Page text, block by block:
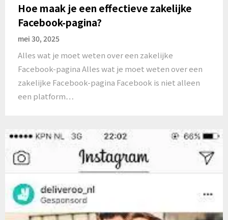
Hoe maak je een effectieve zakelijke
Facebook-pagina?
mei 30, 2025
Alles wat je moet weten over een zakelijke
Facebook-pagina Alles wat je moet weten over een
zakelijke Facebook-pagina Facebook is niet alleen
een platform…